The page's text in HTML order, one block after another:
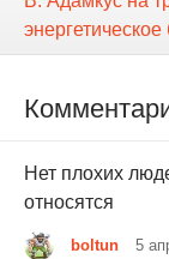
энергетическое
Нет плохих
относятся
boltun 5